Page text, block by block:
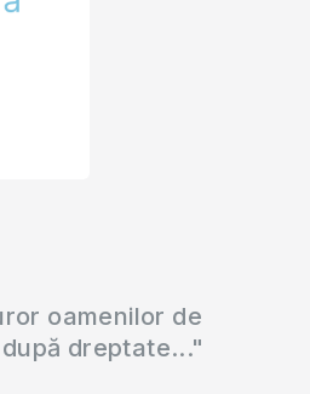
oamenilor de
dreptate..."